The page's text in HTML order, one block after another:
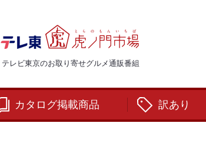
テレビ東京のお取り寄せグルメ通販番組
カタログ掲載商品 訳あり